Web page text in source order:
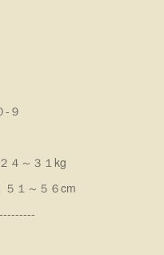
-９
４～３１kg
１～５６cm